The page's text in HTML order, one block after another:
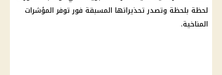
لحظة بلحظة وتصدر تحذيراتها المسبقة فور توفر المؤشرات
المناخية.